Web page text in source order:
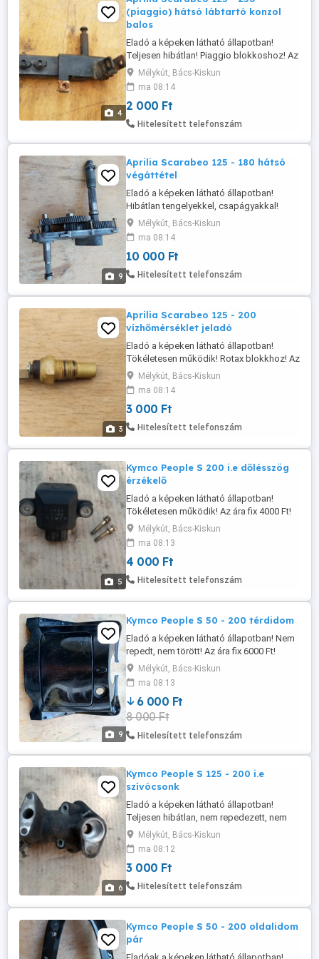
4
(piaggio) hátsó lábtartó konzol
balos
Eladó a képeken látható állapotban!
Teljesen hibátlan! Piaggio blokkoshoz! Az
ára fix 2000 Ft Postázás megoldható akár
utánvétellel is! A postaköltség a vevőt
terheli! Postai díjak: Utánvétellel házhoz -
3020 Ft Utánvétellel postán maradóként -
2760 Ft Utánvétellel MPL
Mélykút, Bács-Kiskun
ma 08:14
2 000 Ft
Hitelesített telefonszám
9
Aprilia Scarabeo 125 - 180 hátsó
végáttétel
Eladó a képeken látható állapotban!
Hibátlan tengelyekkel, csapágyakkal!
Csavarokkal együtt! Rotax blokkhoz! Az
ára fix 10.000 Ft! Postázás megoldható
akár utánvétellel is! A postaköltség a
vevőt terheli! Postai díjak: Utánvétellel
házhoz - 3300 Ft Utánvétellel postán
Mélykút, Bács-Kiskun
ma 08:14
10 000 Ft
Hitelesített telefonszám
3
Aprilia Scarabeo 125 - 200
vízhőmérséklet jeladó
Eladó a képeken látható állapotban!
Tökéletesen működik! Rotax blokkhoz! Az
ára fix 3000 Ft! Postázás megoldható akár
utánvétellel is! A postaköltség a vevőt
terheli! Postai díjak: Utánvétellel házhoz -
3020 Ft Utánvétellel postán maradóként -
2760 Ft Utánvétellel MPL
Mélykút, Bács-Kiskun
ma 08:14
3 000 Ft
Hitelesített telefonszám
5
Kymco People S 200 i.e dőlésszög
érzékelő
Eladó a képeken látható állapotban!
Tökéletesen működik! Az ára fix 4000 Ft!
Postázás megoldható akár utánvétellel is!
A postaköltség a vevőt terheli! Postai
díjak: Utánvétellel házhoz - 3020 Ft
Utánvétellel postán maradóként - 2760 Ft
Utánvétellel MPL csomagautomatába -
Mélykút, Bács-Kiskun
ma 08:13
4 000 Ft
Hitelesített telefonszám
9
Kymco People S 50 - 200 térdidom
Eladó a képeken látható állapotban! Nem
repedt, nem törött! Az ára fix 6000 Ft!
Postázás megoldható akár utánvétellel is!
A postaköltség a vevőt terheli! Postai
díjak: Utánvétellel házhoz - 3300 Ft
Utánvétellel postán maradóként - 3075 Ft
Előre utalással házhoz - 2750 Ft Előre
utalással postán maradóként ...
Mélykút, Bács-Kiskun
ma 08:13
6 000 Ft
8 000 Ft
Hitelesített telefonszám
6
Kymco People S 125 - 200 i.e
szívócsonk
Eladó a képeken látható állapotban!
Teljesen hibátlan, nem repedezett, nem
lyukas! Az ára fix 3000 Ft! Postázás
megoldható akár utánvétellel is! A
postaköltség a vevőt terheli! Postai díjak:
Utánvétellel házhoz - 3020 Ft Utánvétellel
postán maradóként - 2760 Ft Utánvétellel
Mélykút, Bács-Kiskun
ma 08:12
3 000 Ft
Hitelesített telefonszám
Kymco People S 50 - 200 oldalidom
pár